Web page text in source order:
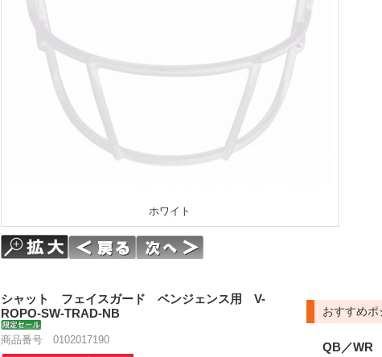
ホワイト
おすすめ
QB／WR
シャット フェイスガード ベンジェンス用 V-
ROPO-SW-TRAD-NB
商品番号 0102017190